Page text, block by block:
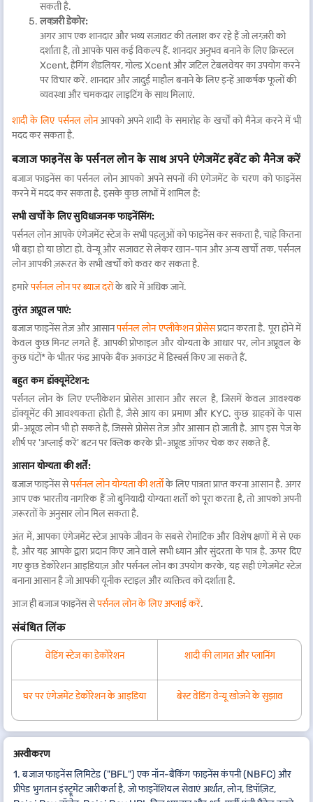
सकती है.
लक्ज़री डेकोर:
अगर आप एक शानदार और भव्य सजावट की तलाश कर रहे हैं जो लग्ज़री को
दर्शाता है, तो आपके पास कई विकल्प हैं. शानदार अनुभव बनाने के लिए क्रिस्टल
Xcent, हैंगिंग शैंडलियर, गोल्ड Xcent और जटिल टेबलवेयर का उपयोग करने
पर विचार करें. शानदार और जादुई माहौल बनाने के लिए इन्हें आकर्षक फूलों की
व्यवस्था और चमकदार लाइटिंग के साथ मिलाएं.
शादी के लिए पर्सनल लोनआपको अपने शादी के समारोह के खर्चों को मैनेज करने में भी
मदद कर सकता है.
बजाज फाइनेंस के पर्सनल लोन के साथ अपने एंगेजमेंट इवेंट को मैनेज करें
बजाज फाइनेंस का पर्सनल लोन आपको अपने सपनों की एंगेजमेंट के चरण को फाइनेंस
करने में मदद कर सकता है. इसके कुछ लाभों में शामिल हैं:
सभी खर्चों के लिए सुविधाजनक फाइनेंसिंग:
पर्सनल लोन आपके एंगेजमेंट स्टेज के सभी पहलुओं को फाइनेंस कर सकता है, चाहे कितना
भी बड़ा हो या छोटा हो. वेन्यू और सजावट से लेकर खान-पान और अन्य खर्चों तक, पर्सनल
लोन आपकी ज़रूरत के सभी खर्चों को कवर कर सकता है.
हमारेपर्सनल लोन पर ब्याज दरोंके बारे में अधिक जानें.
तुरंत अप्रूवल पाएं:
बजाज फाइनेंस तेज़ और आसानपर्सनल लोन एप्लीकेशन प्रोसेसप्रदान करता है. पूरा होने में
केवल कुछ मिनट लगते हैं. आपकी प्रोफाइल और योग्यता के आधार पर, लोन अप्रूवल के
कुछ घंटों* के भीतर फंड आपके बैंक अकाउंट में डिस्बर्स किए जा सकते हैं.
बहुत कम डॉक्यूमेंटेशन:
पर्सनल लोन के लिए एप्लीकेशन प्रोसेस आसान और सरल है, जिसमें केवल आवश्यक
डॉक्यूमेंट की आवश्यकता होती है, जैसे आय का प्रमाण और KYC. कुछ ग्राहकों के पास
प्री-अप्रूव्ड लोन भी हो सकते हैं, जिससे प्रोसेस तेज़ और आसान हो जाती है. आप इस पेज के
शीर्ष पर 'अप्लाई करें' बटन पर क्लिक करके प्री-अप्रूव्ड ऑफर चेक कर सकते हैं.
आसान योग्यता की शर्तें:
बजाज फाइनेंस सेपर्सनल लोन योग्यता की शर्तोंके लिए पात्रता प्राप्त करना आसान है. अगर
आप एक भारतीय नागरिक हैं जो बुनियादी योग्यता शर्तों को पूरा करता है, तो आपको अपनी
ज़रूरतों के अनुसार लोन मिल सकता है.
अंत में, आपका एंगेजमेंट स्टेज आपके जीवन के सबसे रोमांटिक और विशेष क्षणों में से एक
है, और यह आपके द्वारा प्रदान किए जाने वाले सभी ध्यान और सुंदरता के पात्र है. ऊपर दिए
गए कुछ डेकोरेशन आइडियाज़ और पर्सनल लोन का उपयोग करके, यह सही एंगेजमेंट स्टेज
बनाना आसान है जो आपकी यूनीक स्टाइल और व्यक्तित्व को दर्शाता है.
आज ही बजाज फाइनेंस सेपर्सनल लोन के लिए अप्लाई करें.
संबंधित लिंक
वेडिंग स्टेज का डेकोरेशन शादी की लागत और प्लानिंग
घर पर एंगेजमेंट डेकोरेशन के आइडिया बेस्ट वेडिंग वेन्यू खोजने के सुझाव
अस्वीकरण
1. बजाज फाइनेंस लिमिटेड ("BFL") एक नॉन-बैंकिंग फाइनेंस कंपनी (NBFC) और
प्रीपेड भुगतान इंस्ट्रूमेंट जारीकर्ता है, जो फाइनेंशियल सेवाएं अर्थात, लोन, डिपॉज़िट,